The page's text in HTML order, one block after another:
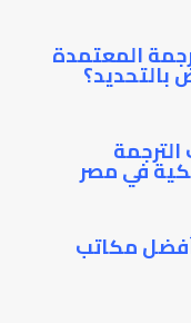
المعتمدة
بالتحديد؟
في مصر
أفضل مكاتب